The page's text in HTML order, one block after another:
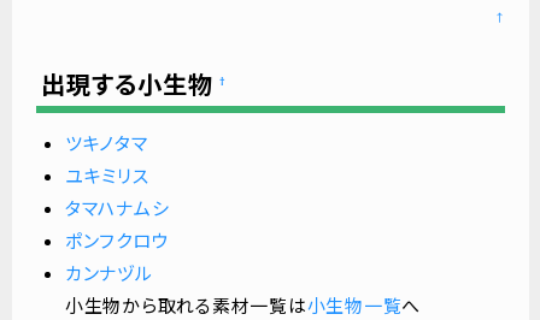
↑
出現する小生物 †
ツキノタマ
ユキミリス
タマハナムシ
ポンフクロウ
カンナヅル
小生物から取れる素材一覧は小生物一覧へ